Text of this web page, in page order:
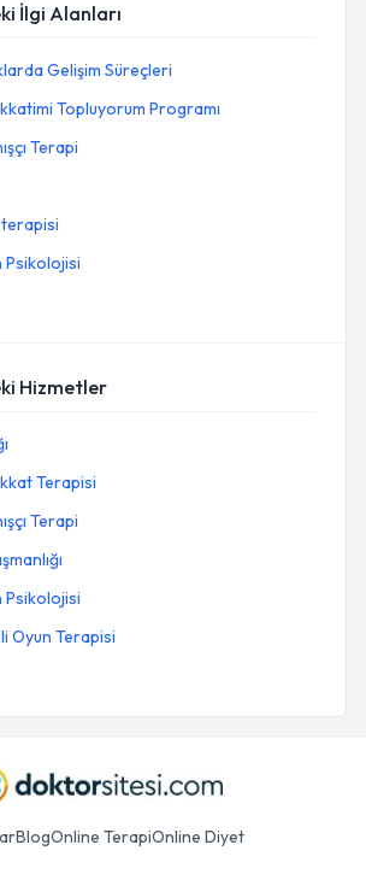
İlgi Alanları
Gelişim Süreçleri
Topluyorum Programı
Terapi
Psikolojisi
Hizmetler
Terapisi
Terapi
Psikolojisi
Oyun Terapisi
BlogOnline TerapiOnline Diyet